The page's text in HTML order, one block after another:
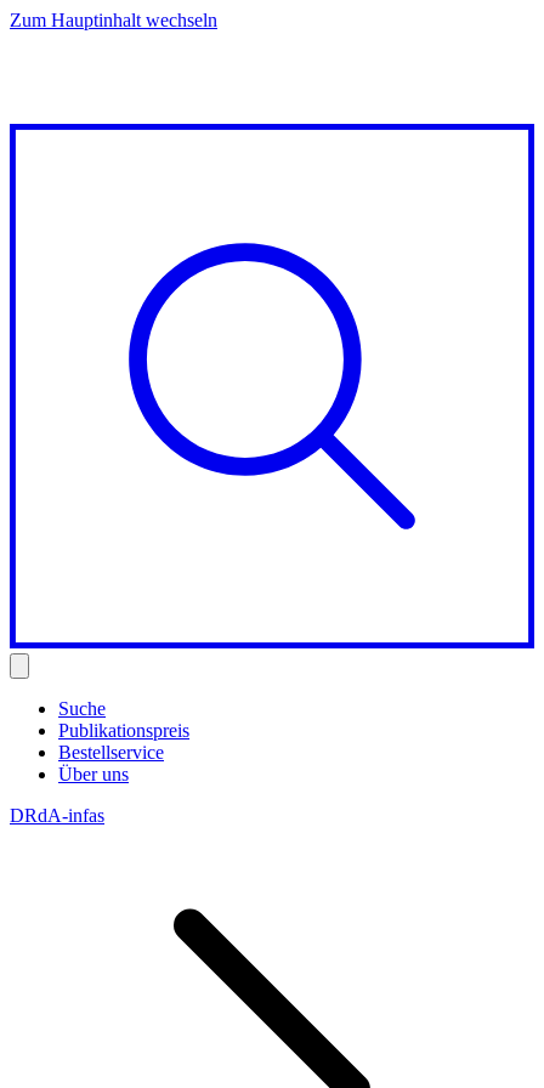
Zum Hauptinhalt wechseln
Suche
Publikationspreis
Bestellservice
Über uns
DRdA-infas